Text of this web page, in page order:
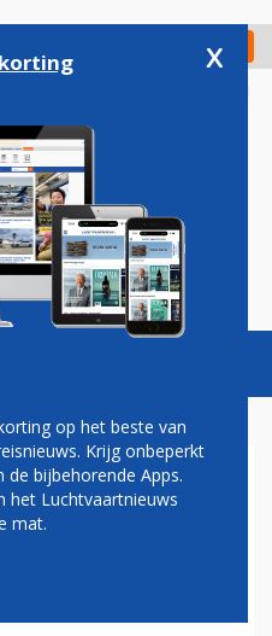
Check in
Vacatures
TUSSEN
DIRECT
x
op het beste van
Krijg onbeperkt
bijbehorende Apps.
het Luchtvaartnieuws
mat.